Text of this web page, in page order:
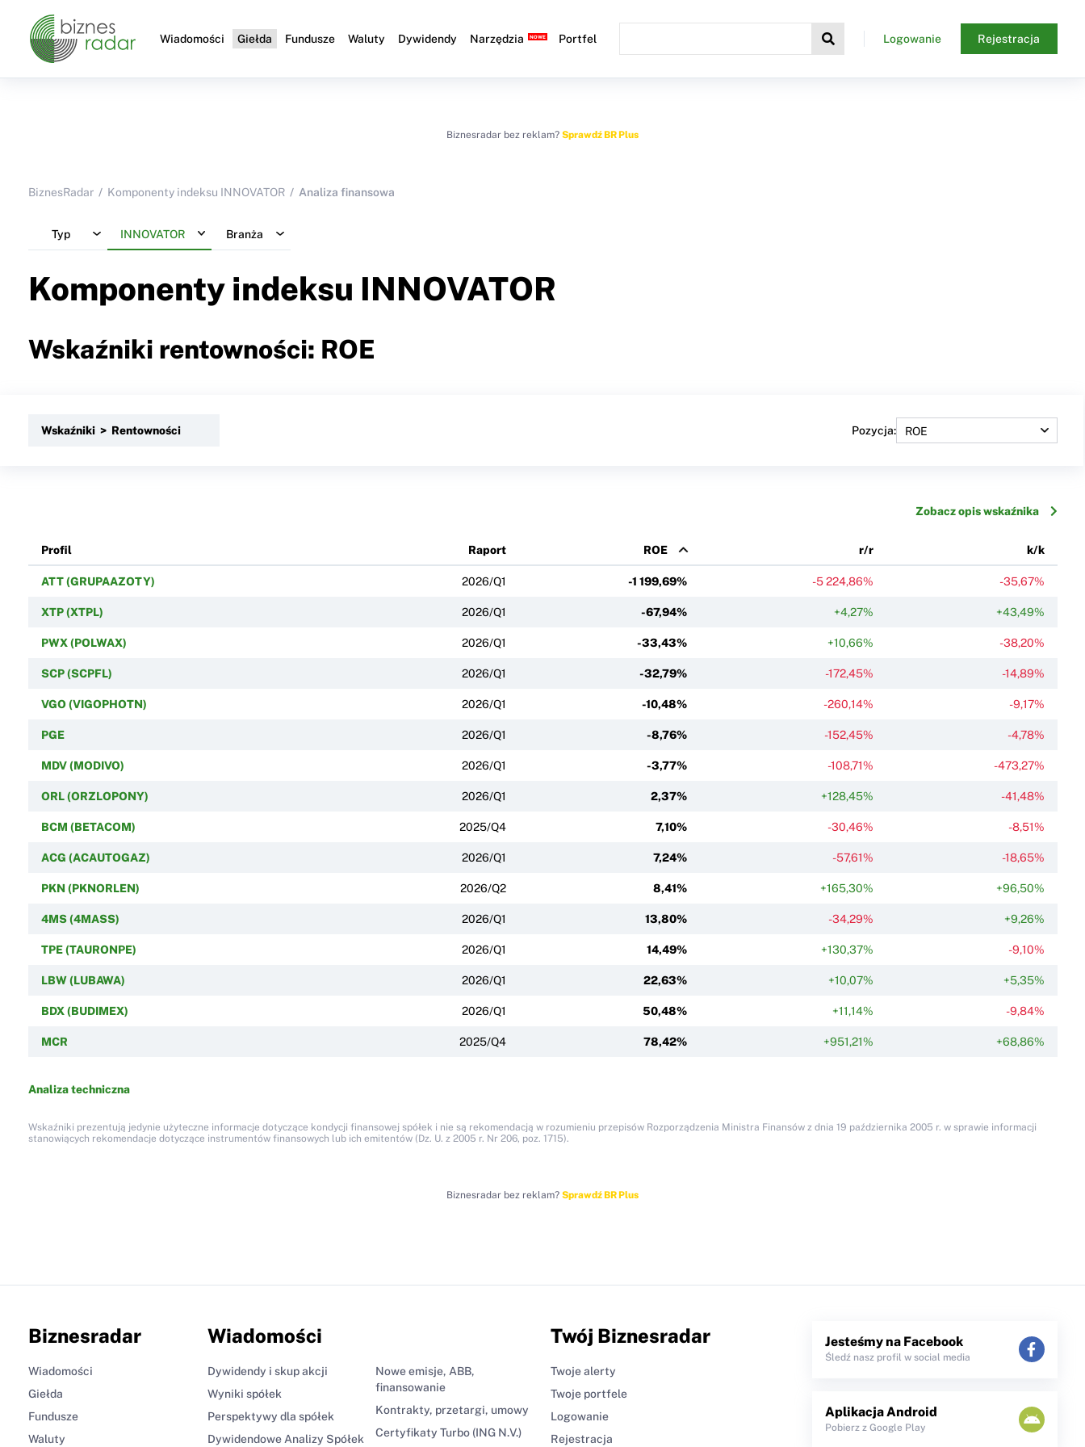
Wiadomości Giełda Fundusze Waluty Dywidendy Narzędzia Portfel Logowanie Rejestracja
Biznesradar bez reklam? Sprawdź BR Plus
BiznesRadar Komponenty indeksu INNOVATOR Analiza finansowa
Typ INNOVATOR Branża
Komponenty indeksu INNOVATOR
Wskaźniki rentowności: ROE
Wskaźniki > Rentowności Pozycja:
Zobacz opis wskaźnika
Profil Raport ROE r/r k/k
ATT (GRUPAAZOTY) 2026/Q1 -1 199,69% -5 224,86% -35,67%
XTP (XTPL) 2026/Q1 -67,94% +4,27% +43,49%
PWX (POLWAX) 2026/Q1 -33,43% +10,66% -38,20%
SCP (SCPFL) 2026/Q1 -32,79% -172,45% -14,89%
VGO (VIGOPHOTN) 2026/Q1 -10,48% -260,14% -9,17%
PGE 2026/Q1 -8,76% -152,45% -4,78%
MDV (MODIVO) 2026/Q1 -3,77% -108,71% -473,27%
ORL (ORZLOPONY) 2026/Q1 2,37% +128,45% -41,48%
BCM (BETACOM) 2025/Q4 7,10% -30,46% -8,51%
ACG (ACAUTOGAZ) 2026/Q1 7,24% -57,61% -18,65%
PKN (PKNORLEN) 2026/Q2 8,41% +165,30% +96,50%
4MS (4MASS) 2026/Q1 13,80% -34,29% +9,26%
TPE (TAURONPE) 2026/Q1 14,49% +130,37% -9,10%
LBW (LUBAWA) 2026/Q1 22,63% +10,07% +5,35%
BDX (BUDIMEX) 2026/Q1 50,48% +11,14% -9,84%
MCR 2025/Q4 78,42% +951,21% +68,86%
Analiza techniczna
Wskaźniki prezentują jedynie użyteczne informacje dotyczące kondycji finansowej spółek i nie są rekomendacją w rozumieniu przepisów Rozporządzenia Ministra Finansów z dnia 19 października 2005 r. w sprawie informacji
stanowiących rekomendacje dotyczące instrumentów finansowych lub ich emitentów (Dz. U. z 2005 r. Nr 206, poz. 1715).
Biznesradar bez reklam? Sprawdź BR Plus
Biznesradar
Wiadomości
Giełda
Fundusze
Waluty
Wiadomości
Dywidendy i skup akcji
Wyniki spółek
Perspektywy dla spółek
Dywidendowe Analizy Spółek
Nowe emisje, ABB,
finansowanie
Kontrakty, przetargi, umowy
Certyfikaty Turbo (ING N.V.)
Twój Biznesradar
Twoje alerty
Twoje portfele
Logowanie
Rejestracja
Jesteśmy na Facebook
Śledź nasz profil w social media
Aplikacja Android
Pobierz z Google Play